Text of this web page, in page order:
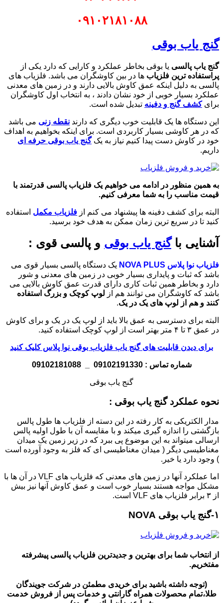
۰۹۱۰۲۱۸۱۰۸۸
گنج یاب بوقی
گنج یاب پالسی یا بوقی بخاطر عملکرد و کارایی که دارد یکی از
پراستفاده ترین فلزیاب ها در بین کاوشگران می باشد. فلزیاب های
پالسی به دلیل اینکه عمق کاوش بالایی دارند و در زمین های معدنی
عملکرد بسیار خوبی از خود نشان دادند ، به انتخاب اول کاوشگران
برایکشف گنج و دفینه تبدیل شده است.
این دستگاه ها یک قابلیت خوب دیگری که دارند نقطه زنی می باشد
که در هر کاوشی بسیار کاربردی است. برای اینکه بخواهیم به اهداف
خود در کاوش دست پیدا کنیم نیاز به یکگنج یاب بوقی حرفه ای
داریم.
به همین منظور در ادامه می خواهیم یک فلزیاب پالسی قدرتمند با
قیمت مناسب را به شما معرفی کنیم.
البته برای کشف دفینه ها پیشنهاد می کنم از فلزیاب مکمل استفاده
کنید تا در سریع ترین زمان ممکن به هدف خود برسید.
آشنایی باگنج یاب بوقی و پالسی قوی :
فلزیاب نوا پلاس NOVA PLUS
یک دستگاه پالسی بسیار قوی می
باشد که ثبات و پایداری بسیار خوبی در زمین های معدنی و شور
دارد و بخاطر همین ثبات کاری دارای قدرت عمق کاوش بالایی می
باشد که کاوشگران می توانند هم از لوپ کوچک و بزرگ استفاده
کنند و هم از لوپ های یک در یک.
البته برای دسترسی به عمق بالا باید از لوپ یک در یک و برای کاوش
در عمق ۳ تا ۴ متر بهتر است از لوپ کوچک استفاده کنید.
برای دیدن قابلیت های گنج یاب فلزیاب بوقی نوا پلاس کلیک کنید
شماره تماس : 09102191330 _ 09102181088
گنج یاب بوقی
نحوه عملکرد گنج یاب بوقی :
مدار الکتریکی به کار رفته در این دسته از فلزیاب ها طول پالس
بازگشتی را اندازه گیری میکند و با مقایسه آن با طول اولیه پالس
ارسالی میتواند به این موضوع پی ببرد که در زیر زمین یک میدان
مغناطیسی دیگر ( میدان مغناطیسی ای که فلز به وجود آورده است
) وجود دارد یا خیر.
اما عملکرد آنها در زمین های معدنی که فلزیاب های VLF در آن ها با
مشکل مواجه هستند بسیار خوب است و عمق کاوش آنها نیز بیش
از ۳ برابر فلزیاب های VLF است.
۱-گنج یاب بوقی NOVA
از انتخاب شما برای بهترین و جدیدترین فلزیاب پالسی پیشرفته
مفتخریم.
(توجه داشته باشید برای خریدی مطمئن در شرکت جویندگان
طلا،تمام محصولات همراه گارانتی و خدمات پس از فروش خدمت